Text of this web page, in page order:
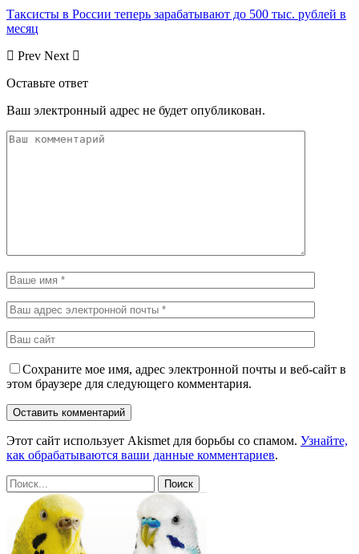
Таксисты в России теперь зарабатывают до 500 тыс. рублей в
месяц
Prev Next
Оставьте ответ
Ваш электронный адрес не будет опубликован.
Сохраните мое имя, адрес электронной почты и веб-сайт в
этом браузере для следующего комментария.
Этот сайт использует Akismet для борьбы со спамом. Узнайте,
как обрабатываются ваши данные комментариев.